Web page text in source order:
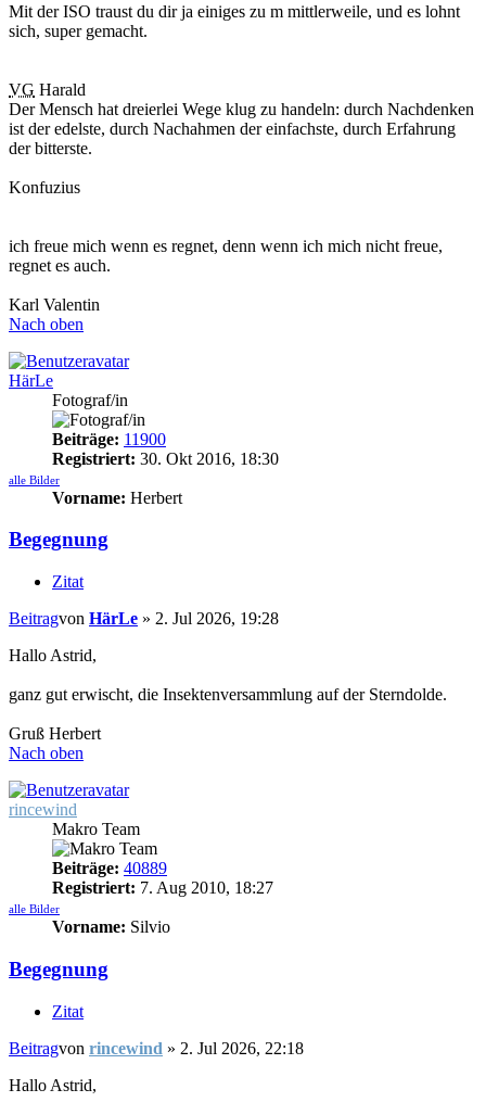
Mit der ISO traust du dir ja einiges zu m mittlerweile, und es lohnt
sich, super gemacht.
VG Harald
Der Mensch hat dreierlei Wege klug zu handeln: durch Nachdenken
ist der edelste, durch Nachahmen der einfachste, durch Erfahrung
der bitterste.
Konfuzius
ich freue mich wenn es regnet, denn wenn ich mich nicht freue,
regnet es auch.
Karl Valentin
Nach oben
HärLe
Fotograf/in
Beiträge: 11900
Registriert: 30. Okt 2016, 18:30
alle Bilder
Vorname: Herbert
Begegnung
Zitat
Beitragvon HärLe » 2. Jul 2026, 19:28
Hallo Astrid,
ganz gut erwischt, die Insektenversammlung auf der Sterndolde.
Gruß Herbert
Nach oben
rincewind
Makro Team
Beiträge: 40889
Registriert: 7. Aug 2010, 18:27
alle Bilder
Vorname: Silvio
Begegnung
Zitat
Beitragvon rincewind » 2. Jul 2026, 22:18
Hallo Astrid,